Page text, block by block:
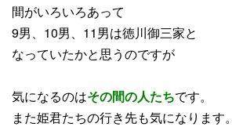
間がいろいろあって
9男、10男、11男は徳川御三家と
なっていたかと思うのですが
気になるのはその間の人たちです。
また姫君たちの行き先も気になります。